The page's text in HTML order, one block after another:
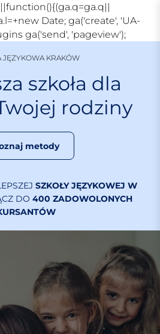
Date; ga('create', 'UA-
ga('send', 'pageview');S
o
c
n
t
JĘZYKOWA KRAKÓW
szkoła dla
rodziny
metody
SZKOŁY JĘZYKOWEJ W
DO 400 ZADOWOLONYCH